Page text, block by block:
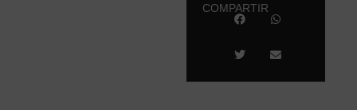
COMPARTIR